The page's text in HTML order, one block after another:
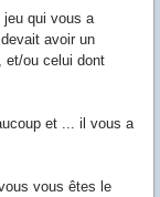
jeu qui vous a
avoir un
et/ou celui dont
et ... il vous a
vous êtes le